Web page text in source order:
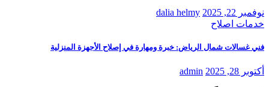
نوفمبر 22, 2025
dalia helmy
خدمات اصلاح
فني غسالات شمال الرياض: خبرة ومهارة في إصلاح الأجهزة المنزلية
أكتوبر 28, 2025 admin